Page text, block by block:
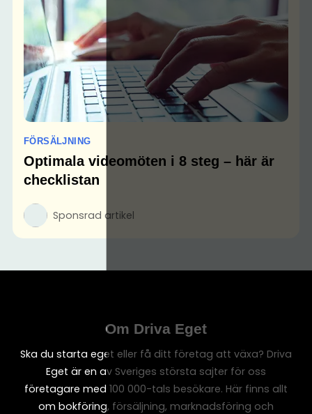
FÖRSÄLJNING
Optimala videomöten i 8 steg – här är
checklistan
Sponsrad artikel
Om Driva Eget
Ska du starta eget eller få ditt företag att växa? Driva
Eget är en av Sveriges största sajter för oss
företagare med 100 000-tals besökare. Här finns allt
om bokföring, försäljning, marknadsföring och